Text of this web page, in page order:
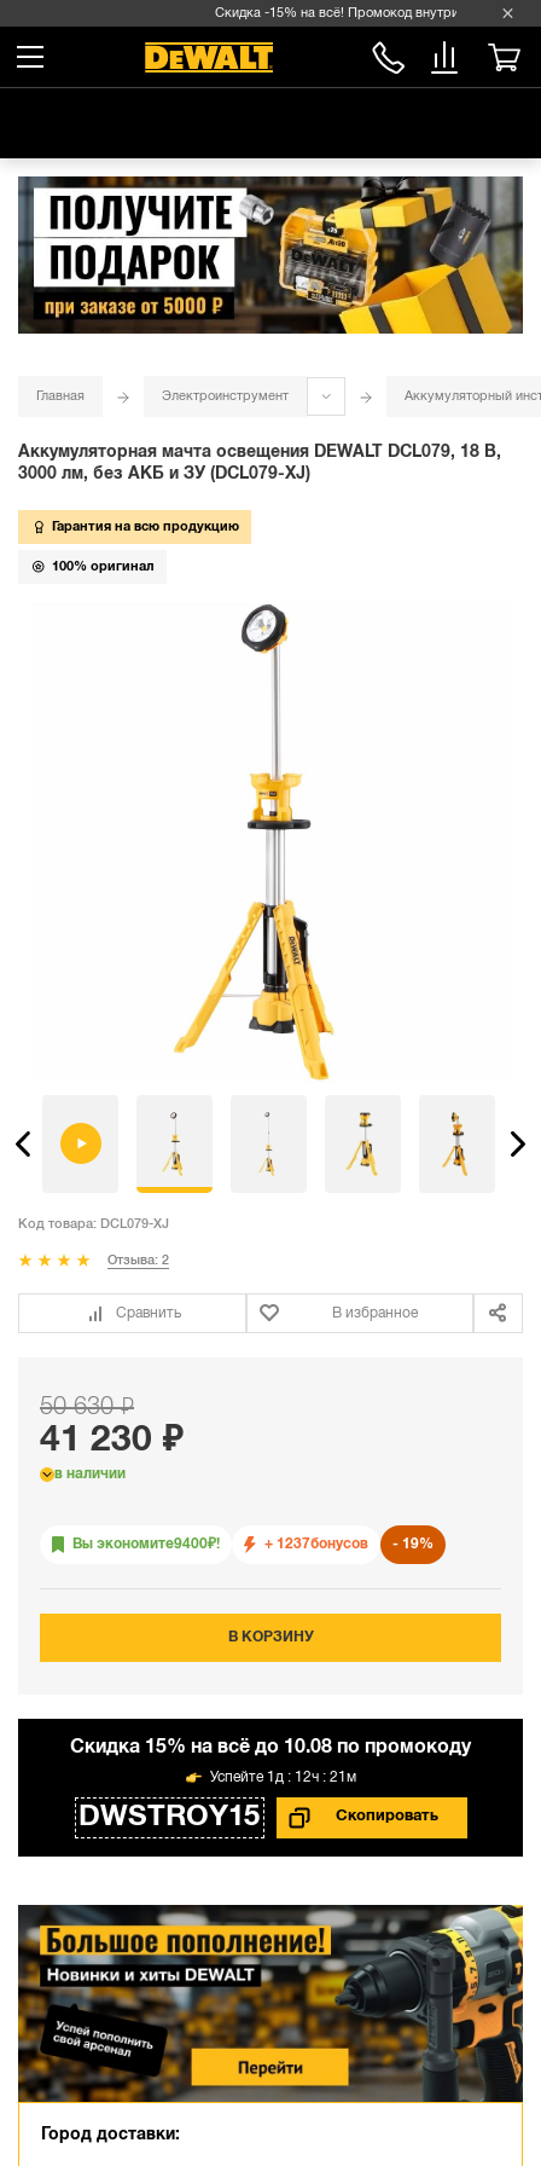
Скидка -15% на всё! Промокод внутри →
Главная Электроинструмент Аккумуляторный
Аккумуляторная мачта освещения DEWALT DCL079, 18 В,
3000 лм, без АКБ и ЗУ (DCL079-XJ)
Гарантия на всю продукцию
100% оригинал
Код товара: DCL079-XJ
Отзыва: 2
Сравнить В избранное
50 630 ₽
41 230 ₽
в наличии
Вы экономите9400₽! + 1237бонусов 19%
В КОРЗИНУ
Cкидка 15% на всё до 10.08 по промокоду
DWSTROY15
1д : 12ч : 21м
Город доставки: